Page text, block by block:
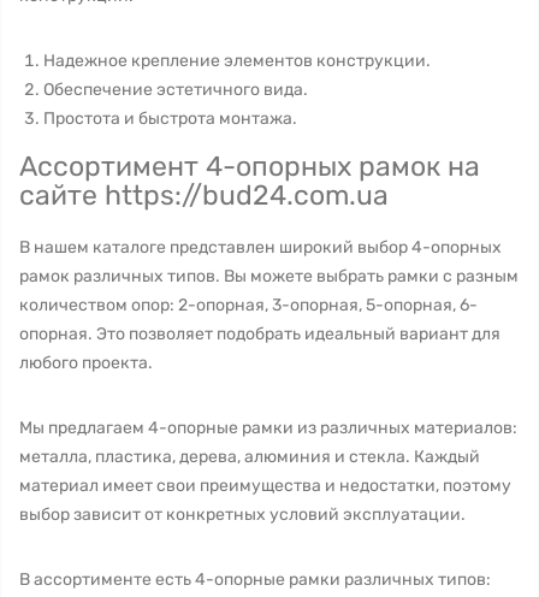
Надежное крепление элементов конструкции.
Обеспечение эстетичного вида.
Простота и быстрота монтажа.
Ассортимент 4-опорных рамок на
сайте https://bud24.com.ua
В нашем каталоге представлен широкий выбор 4-опорных
рамок различных типов. Вы можете выбрать рамки с разным
количеством опор: 2-опорная, 3-опорная, 5-опорная, 6-
опорная. Это позволяет подобрать идеальный вариант для
любого проекта.
Мы предлагаем 4-опорные рамки из различных материалов:
металла, пластика, дерева, алюминия и стекла. Каждый
материал имеет свои преимущества и недостатки, поэтому
выбор зависит от конкретных условий эксплуатации.
В ассортименте есть 4-опорные рамки различных типов: